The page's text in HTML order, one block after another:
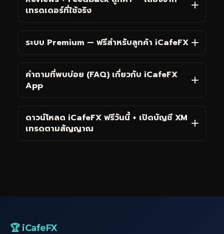
เทรดเดอร์ที่ใช้จริง
ระบบ Premium — ฟรีสำหรับลูกค้า iCafeFX
คำถามที่พบบ่อย (FAQ) เกี่ยวกับ iCafeFX
App
ดาวน์โหลด iCafeFX ฟรีวันนี้ + เปิดบัญชี XM
เทรดตามสัญญาณ
🏆 iCafeFX